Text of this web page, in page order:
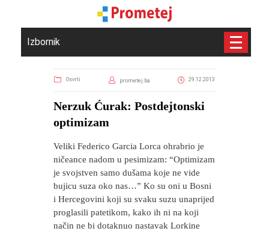
Izbornik
Osvrti prometej.ba 29.12.2013
Nerzuk Ćurak: Postdejtonski
optimizam
Veliki Federico Garcia Lorca ohrabrio je
ničeance nadom u pesimizam: “Optimizam
je svojstven samo dušama koje ne vide
bujicu suza oko nas…” Ko su oni u Bosni
i Hercegovini koji su svaku suzu unaprijed
proglasili patetikom, kako ih ni na koji
način ne bi dotaknuo nastavak Lorkine